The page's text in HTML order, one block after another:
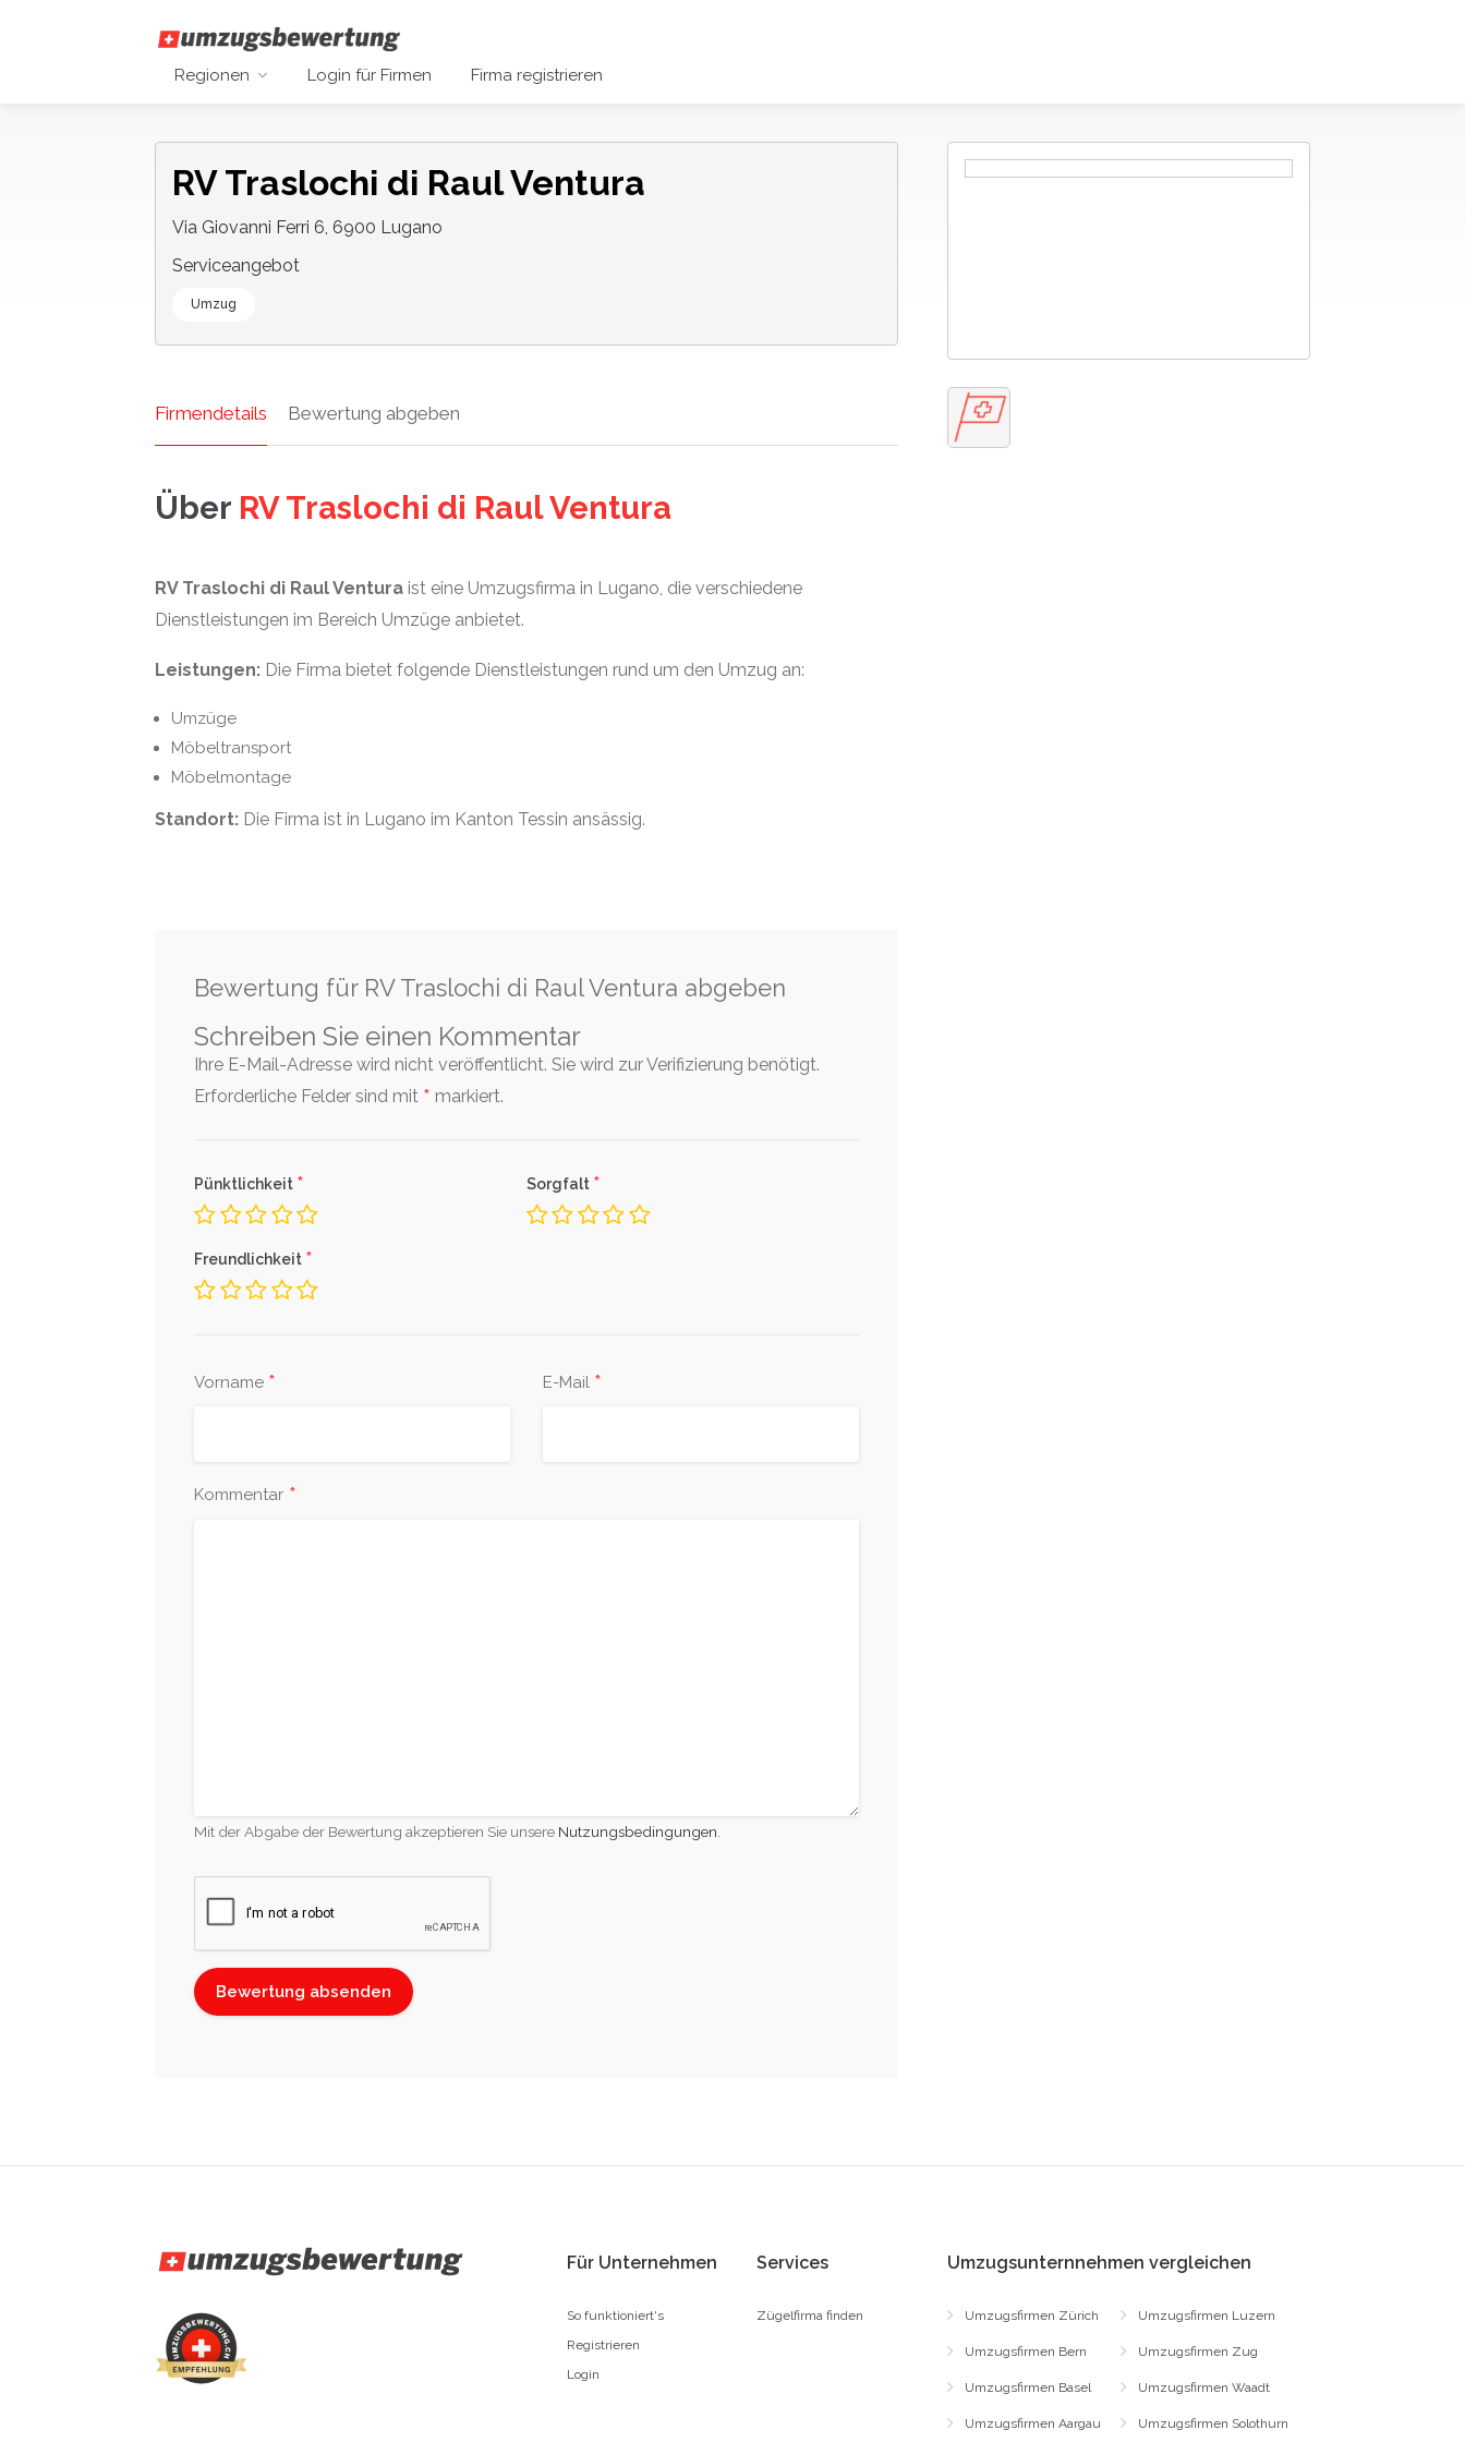
Regionen Login für Firmen Firma registrieren
RV Traslochi di Raul Ventura
Via Giovanni Ferri 6, 6900 Lugano
Serviceangebot
Umzug
Firmendetails Bewertung abgeben
Über RV Traslochi di Raul Ventura
RV Traslochi di Raul Ventura ist eine Umzugsfirma in Lugano, die verschiedene
Dienstleistungen im Bereich Umzüge anbietet.
Leistungen: Die Firma bietet folgende Dienstleistungen rund um den Umzug an:
Umzüge
Möbeltransport
Möbelmontage
Standort: Die Firma ist in Lugano im Kanton Tessin ansässig.
Bewertung für RV Traslochi di Raul Ventura abgeben
Schreiben Sie einen Kommentar
Ihre E-Mail-Adresse wird nicht veröffentlicht. Sie wird zur Verifizierung benötigt.
Erforderliche Felder sind mit * markiert.
Pünktlichkeit * Sorgfalt *
Freundlichkeit *
Vorname * E-Mail *
Kommentar *
Mit der Abgabe der Bewertung akzeptieren Sie unsere Nutzungsbedingungen
Für Unternehmen
So funktioniert's
Registrieren
Login
Services
Zügelfirma finden
Umzugsunternnehmen vergleichen
Umzugsfirmen Zürich
Umzugsfirmen Bern
Umzugsfirmen Basel
Umzugsfirmen Aargau
Umzugsfirmen Luzern
Umzugsfirmen Zug
Umzugsfirmen Waadt
Umzugsfirmen Solothurn